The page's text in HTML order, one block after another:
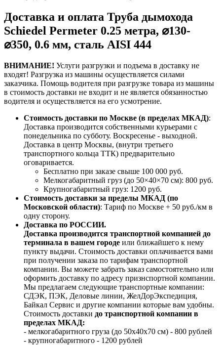
Доставка и оплата Труба дымохода
Schiedel Permeter 0.25 метра, ⌀130-
⌀350, 0.6 мм, сталь AISI 444
ВНИМАНИЕ! Услуги разгрузки и подъема в доставку не
входят! Разгрузка из машины осуществляется силами
заказчика. Помощь водителя при разгрузке товара из машины
в стоимость доставки не входит и не является обязанностью
водителя и осуществляется на его усмотрение.
Стоимость доставки по Москве (в пределах МКАД):
Доставка производится собственными курьерами с
понедельника по субботу. Воскресенье - выходной.
Доставка в центр Москвы, (внутри третьего
транспортного кольца ТТК) предварительно
оговаривается.
Бесплатно при заказе свыше 100 000 руб.
Мелкогабаритный груз (до 50×40×70 см): 800 руб.
Крупногабаритный груз: 1200 руб.
Стоимость доставки за пределы МКАД (по
Московской области): Тариф по Москве + 50 руб./км в
одну сторону.
Доставка по РОССИИ.
Доставка производится транспортной компанией до
терминала в вашем городе или ближайшего к нему
пункту выдачи. Стоимость доставки оплачивается вами
при получении заказа по тарифам транспортной
компании. Вы можете забрать заказ самостоятельно или
оформить доставку по адресу признспортной компании.
Мы предлагаем следующие транспортные компании:
СДЭК, ПЭК, Деловые линии, ЖелДорЭкспедиция,
Байкал Сервис и другие компании которые вам удобны.
Стоимость доставки до транспортной компании в
пределах МКАД:
- мелкогабаритного груза (до 50х40х70 см) - 800 рублей
- крупногабаритного - 1200 рублей